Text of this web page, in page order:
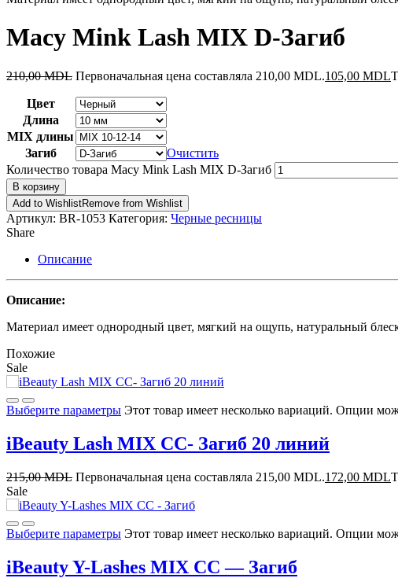
Macy Mink Lash MIX D-Загиб
210,00MDL Первоначальная цена составляла 210,00 MDL.105,00 MDL
Цвет
Длина
MIX длины
Загиб
Очистить
Количество товара Macy Mink Lash MIX D-Загиб
В корзину
Add to WishlistRemove from Wishlist
Артикул: BR-1053 Категория: Черные ресницы
Share
Описание
Описание:
Материал имеет однородный цвет, мягкий на ощупь, натуральный
Похожие
Sale
Выберите параметры Этот товар имеет несколько вариаций. Опции
iBeauty Lash MIX CC- Загиб 20 линий
215,00MDL Первоначальная цена составляла 215,00 MDL.172,00 MDL
Sale
Выберите параметры Этот товар имеет несколько вариаций. Опции
iBeauty Y-Lashes MIX CC — Загиб